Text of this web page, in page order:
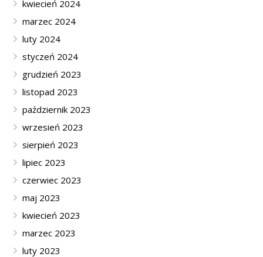
kwiecień 2024
marzec 2024
luty 2024
styczeń 2024
grudzień 2023
listopad 2023
październik 2023
wrzesień 2023
sierpień 2023
lipiec 2023
czerwiec 2023
maj 2023
kwiecień 2023
marzec 2023
luty 2023